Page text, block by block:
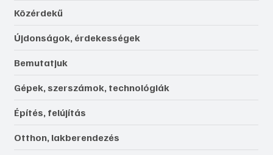
Közérdekű
Újdonságok, érdekességek
Bemutatjuk
Gépek, szerszámok, technológiák
Építés, felújítás
Otthon, lakberendezés